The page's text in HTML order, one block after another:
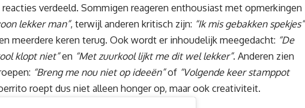
verdeeld. Sommigen reageren enthousiast met opmerkingen
lekker man”, terwijl anderen kritisch zijn: “Ik mis gebakken spekjes”
meerdere keren terug. Ook wordt er inhoudelijk meegedacht: “De
klopt niet”en “Met zuurkool lijkt me dit wel lekker”. Anderen zien
“Breng me nou niet op ideeën”of “Volgende keer stamppot
roept dus niet alleen honger op, maar ook creativiteit.